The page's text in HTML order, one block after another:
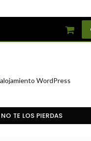
NO TE LOS PIERDAS